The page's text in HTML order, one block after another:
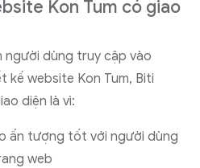
Kon Tum có giao
người dùng truy cập vào
kế website Kon Tum, Biti
diện là vì:
ấn tượng tốt với người dùng
web